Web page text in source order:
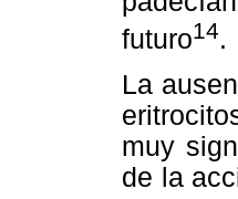
futuro14.
La
muy
de la